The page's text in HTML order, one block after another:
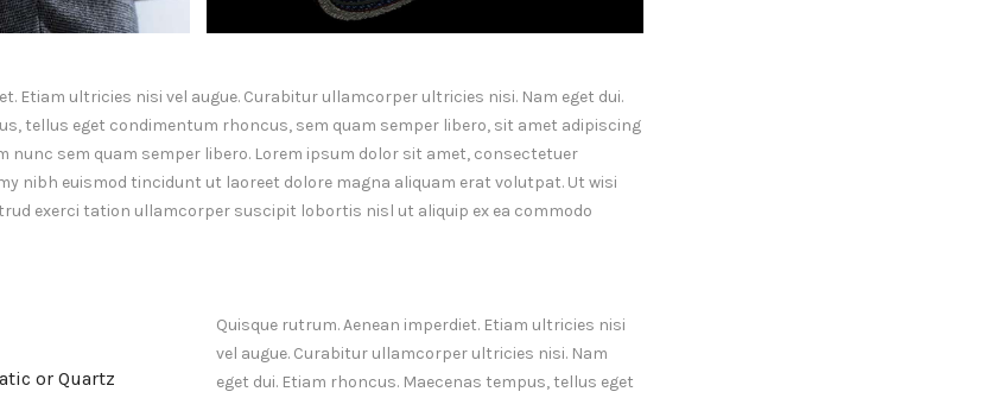
Etiam ultricies nisi vel augue. Curabitur ullamcorper ultricies nisi. Nam eget dui.
tellus eget condimentum rhoncus, sem quam semper libero, sit amet adipiscing
nunc sem quam semper libero. Lorem ipsum dolor sit amet, consectetuer
nibh euismod tincidunt ut laoreet dolore magna aliquam erat volutpat. Ut wisi
exerci tation ullamcorper suscipit lobortis nisl ut aliquip ex ea commodo
or Quartz
Quisque rutrum. Aenean imperdiet. Etiam ultricies nisi
vel augue. Curabitur ullamcorper ultricies nisi. Nam
eget dui. Etiam rhoncus. Maecenas tempus, tellus eget